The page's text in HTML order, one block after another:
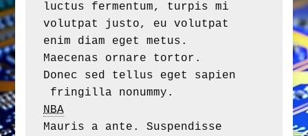
luctus fermentum, turpis mi
volutpat justo, eu volutpat
enim diam eget metus.
Maecenas ornare tortor.
Donec sed tellus eget sapien
NBA
Mauris a ante. Suspendisse